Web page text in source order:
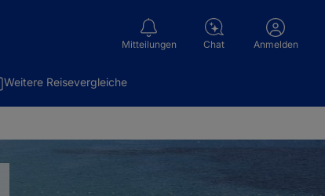
Mitteilungen Chat Anmelden
Weitere Reisevergleiche